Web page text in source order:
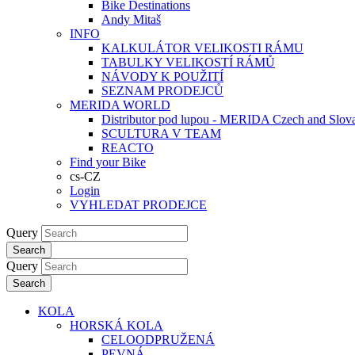
Bike Destinations
Andy Mitaš
INFO
KALKULÁTOR VELIKOSTI RÁMU
TABULKY VELIKOSTÍ RÁMŮ
NÁVODY K POUŽITÍ
SEZNAM PRODEJCŮ
MERIDA WORLD
Distributor pod lupou - MERIDA Czech and
SCULTURA V TEAM
REACTO
Find your Bike
cs-CZ
Login
VYHLEDAT PRODEJCE
Query
Search
Query
Search
KOLA
HORSKÁ KOLA
CELOODPRUŽENÁ